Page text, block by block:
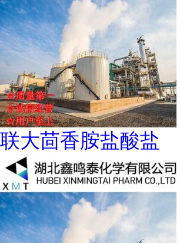
联大茴香胺盐酸盐